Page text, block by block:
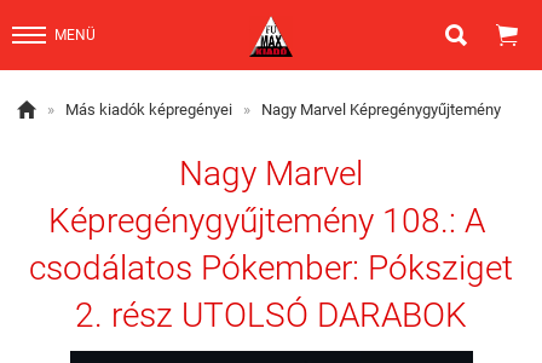
MENÜ  
 » Más kiadók képregényei » Nagy Marvel Képregénygyűjtemény
Nagy Marvel
Képregénygyűjtemény 108.: A ​
csodálatos Pókember: Póksziget
2. rész UTOLSÓ DARABOK